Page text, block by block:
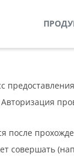
после
совершать